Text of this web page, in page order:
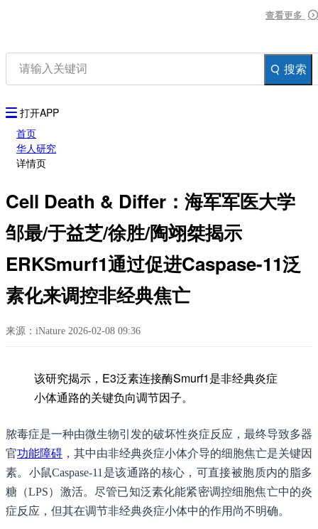
行云公开课
生物谷
搜索
打开APP
首页
华人研究
详情页
Cell Death & Differ：海军军医大学
邹最/于益芝/徐胜/陶翊桀揭示
ERKSmurf1通过促进Caspase-11泛
素化来调控非经典焦亡
来源：iNature 2026-02-08 09:36
该研究揭示，E3泛素连接酶Smurf1是非经典炎症
小体通路的关键负向调节因子。
脓毒症是一种由微生物引发的破坏性炎症反应，最终导致多器
官功能障碍 ，其中由非经典炎症小体介导的细胞焦亡是关键因
素。小鼠Caspase-11是该通路的核心，可直接被胞质内的脂多
糖（LPS）激活。尽管已知泛素化能紧密调控细胞焦亡中的炎
症反应，但其在调节非经典炎症小体中的作用尚不明确。
查看更多
查看更多
查看更多